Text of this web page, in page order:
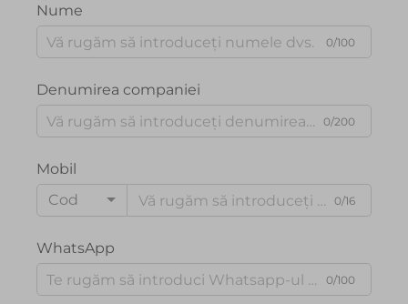
Nume
0/100
Denumirea companiei
0/200
Mobil
Cod
0/16
WhatsApp
0/100